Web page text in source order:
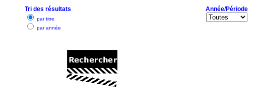
Tri des résultats
par titre
par année
Année/Période